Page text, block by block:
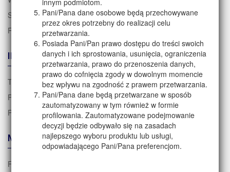
Sposoby płatności
Reklamacje i zwroty
INFORMACJE
Tabela rozmiarów
Polityka prywatności i RODO
Polityka cookies
MEDIA
FACEBOOK
Pani/Pana dane osobowe będą przechowywane
przez okres potrzebny do realizacji celu
przetwarzania.
Posiada Pani/Pan prawo dostępu do treści swoich
danych i ich sprostowania, usunięcia, ograniczenia
przetwarzania, prawo do przenoszenia danych,
prawo do cofnięcia zgody w dowolnym momencie
bez wpływu na zgodność z prawem przetwarzania.
Pani/Pana dane będą przetwarzane w sposób
zautomatyzowany w tym również w formie
profilowania. Zautomatyzowane podejmowanie
decyzji będzie odbywało się na zasadach
najlepszego wyboru produktu lub usługi,
odpowiadającego Pani/Pana preferencjom.